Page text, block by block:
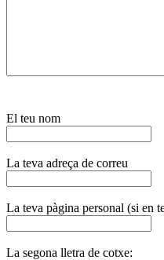
El teu nom
La teva adreça de correu
La teva pàgina personal (si en
La segona lletra de cotxe: